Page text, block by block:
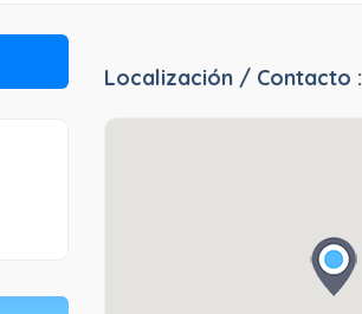
Localización / Contacto :